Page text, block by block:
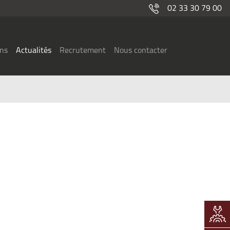
02 33 30 79 00
Actualités Recrutement Nous contacter